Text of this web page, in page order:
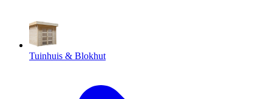
Tuinhuis & Blokhut